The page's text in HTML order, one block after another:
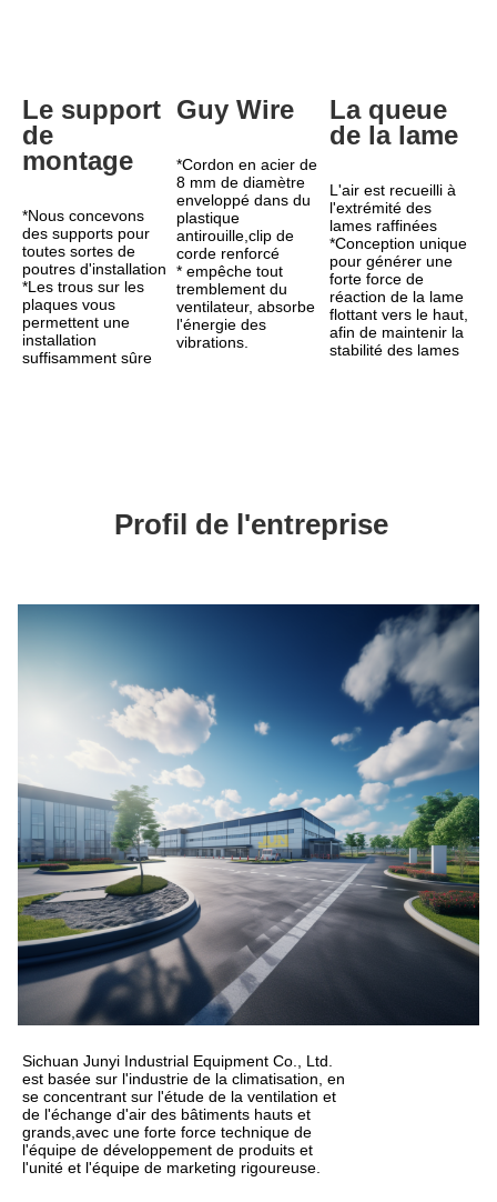
Le support
de
montage
*Nous concevons
des supports pour
toutes sortes de
poutres d'installation
*Les trous sur les
plaques vous
permettent une
installation
suffisamment sûre
Guy Wire
*Cordon en acier de
8 mm de diamètre
enveloppé dans du
plastique
antirouille,clip de
corde renforcé
* empêche tout
tremblement du
ventilateur, absorbe
l'énergie des
vibrations.
La queue
de la lame
L'air est recueilli à
l'extrémité des
lames raffinées
*Conception unique
pour générer une
forte force de
réaction de la lame
flottant vers le haut,
afin de maintenir la
stabilité des lames
Profil de l'entreprise
Sichuan Junyi Industrial Equipment Co., Ltd.
est basée sur l'industrie de la climatisation, en
se concentrant sur l'étude de la ventilation et
de l'échange d'air des bâtiments hauts et
grands,avec une forte force technique de
l'équipe de développement de produits et
l'unité et l'équipe de marketing rigoureuse.